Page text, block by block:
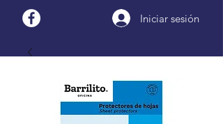
Iniciar sesión